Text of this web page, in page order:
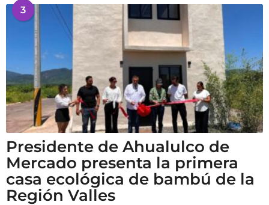
3
Presidente de Ahualulco de
Mercado presenta la primera
casa ecológica de bambú de la
Región Valles